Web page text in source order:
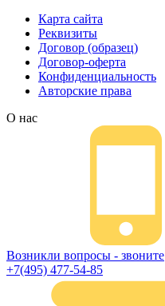
Карта сайта
Реквизиты
Договор (образец)
Договор-оферта
Конфиденциальность
Авторские права
О нас
Возникли вопросы - звоните
+7(495) 477-54-85